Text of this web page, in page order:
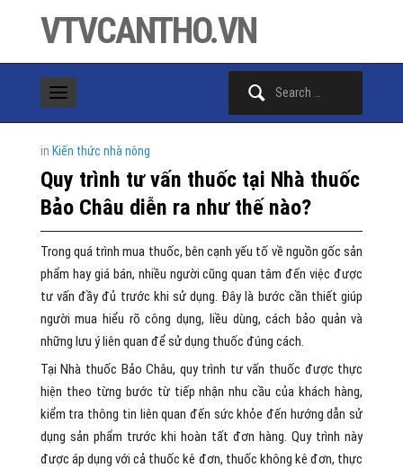
VTVCANTHO.VN
in Kiến thức nhà nông
Quy trình tư vấn thuốc tại Nhà thuốc
Bảo Châu diễn ra như thế nào?
Trong quá trình mua thuốc, bên cạnh yếu tố về nguồn gốc sản
phẩm hay giá bán, nhiều người cũng quan tâm đến việc được
tư vấn đầy đủ trước khi sử dụng. Đây là bước cần thiết giúp
người mua hiểu rõ công dụng, liều dùng, cách bảo quản và
những lưu ý liên quan để sử dụng thuốc đúng cách.
Tại Nhà thuốc Bảo Châu, quy trình tư vấn thuốc được thực
hiện theo từng bước từ tiếp nhận nhu cầu của khách hàng,
kiểm tra thông tin liên quan đến sức khỏe đến hướng dẫn sử
dụng sản phẩm trước khi hoàn tất đơn hàng. Quy trình này
được áp dụng với cả thuốc kê đơn, thuốc không kê đơn, thực